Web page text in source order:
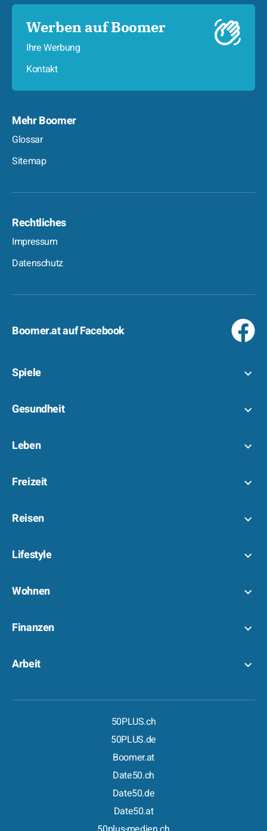
Werben auf Boomer
Ihre Werbung
Kontakt
Mehr Boomer
Glossar
Sitemap
Rechtliches
Impressum
Datenschutz
Boomer.at auf Facebook
Spiele
Gesundheit
Leben
Freizeit
Reisen
Lifestyle
Wohnen
Finanzen
Arbeit
50PLUS.ch
50PLUS.de
Boomer.at
Date50.ch
Date50.de
Date50.at